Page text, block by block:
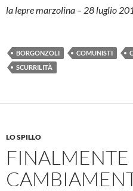
la lepre marzolina – 28 luglio
BORGONZOLI COMUNISTI
SCURRILITÀ
LO SPILLO
FINALMENTE